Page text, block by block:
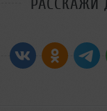
РАССКАЖИ